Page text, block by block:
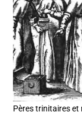
Pères trinitaires